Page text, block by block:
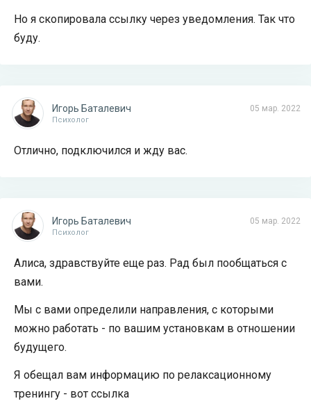
Но я скопировала ссылку через уведомления. Так что
буду.
05 мар. 2022
Игорь Баталевич
Психолог
Отлично, подключился и жду вас.
05 мар. 2022
Игорь Баталевич
Психолог
Алиса, здравствуйте еще раз. Рад был пообщаться с
вами.
Мы с вами определили направления, с которыми
можно работать - по вашим установкам в отношении
будущего.
Я обещал вам информацию по релаксационному
тренингу - вот ссылка